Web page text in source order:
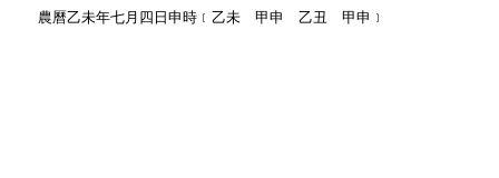
農曆乙未年七月四日申時﹝乙未 甲申 乙丑 甲申﹞